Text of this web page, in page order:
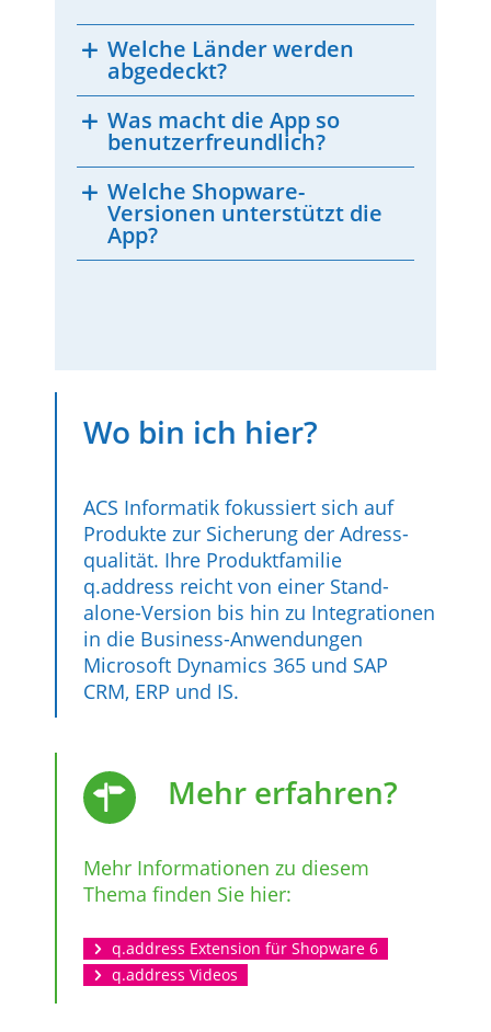
Welche Länder werden
abgedeckt?
Was macht die App so
benutzerfreundlich?
Welche Shopware-
Versionen unterstützt die
App?
Wo bin ich hier?
ACS Informatik fokussiert sich auf
Produkte zur Siche­rung der Adress­
qualität. Ihre Produk­tfamilie
q.address reicht von einer Stand-
alone-Version bis hin zu Inte­gratio­nen
in die Business-Anwendun­gen
Microsoft Dynamics 365 und SAP
CRM, ERP und IS.
Mehr erfahren?
Mehr Informationen zu diesem
Thema finden Sie hier:
q.address Extension für Shopware 6
q.address Videos